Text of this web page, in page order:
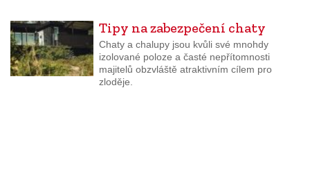
Tipy na zabezpečení chaty
Chaty a chalupy jsou kvůli své mnohdy
izolované poloze a časté nepřítomnosti
majitelů obzvláště atraktivním cílem pro
zloděje.